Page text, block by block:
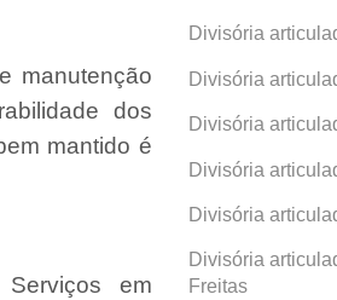
manutenção
dos
mantido é
em
Divisória
Divisória
Divisória
Divisória
Divisória
Divisória
Freitas